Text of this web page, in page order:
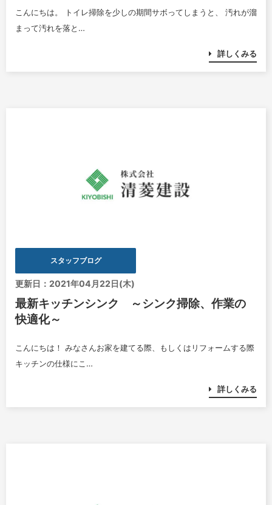
こんにちは。 トイレ掃除を少しの期間サボってしまうと、 汚れが溜
まって汚れを落と…
詳しくみる
スタッフブログ
更新日：2021年04月22日(木)
最新キッチンシンク ～シンク掃除、作業の
快適化～
こんにちは！ みなさんお家を建てる際、もしくはリフォームする際
キッチンの仕様にこ…
詳しくみる